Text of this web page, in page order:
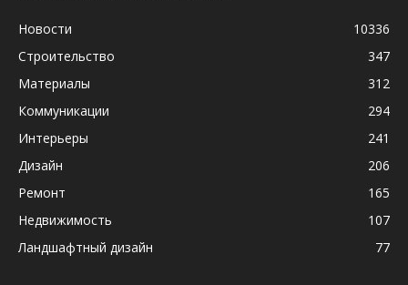
Новости
10336
Строительство
347
Материалы
312
Коммуникации
294
Интерьеры
241
Дизайн
206
Ремонт
165
Недвижимость
107
Ландшафтный дизайн
77